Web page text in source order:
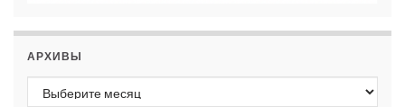
АРХИВЫ
Архивы